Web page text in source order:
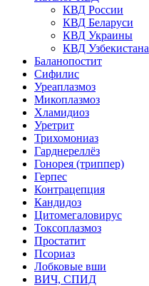
КВД России
КВД Беларуси
КВД Украины
КВД Узбекистана
Баланопостит
Сифилис
Уреаплазмоз
Микоплазмоз
Хламидиоз
Уретрит
Трихомониаз
Гарднереллёз
Гонорея (триппер)
Герпес
Контрацепция
Кандидоз
Цитомегаловирус
Токсоплазмоз
Простатит
Псориаз
Лобковые вши
ВИЧ, СПИД